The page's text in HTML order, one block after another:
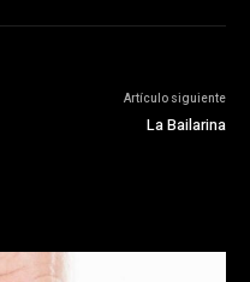
Artículo siguiente
La Bailarina